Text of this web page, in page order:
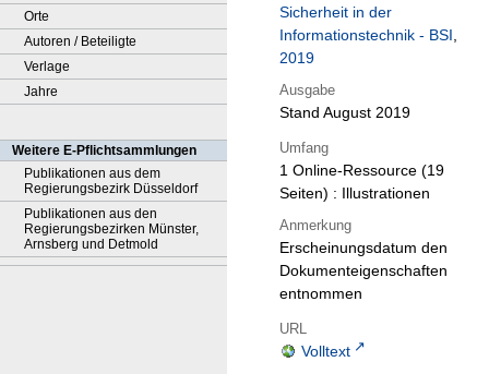
Orte
Autoren / Beteiligte
Verlage
Jahre
Weitere E-Pflichtsammlungen
Publikationen aus dem
Regierungsbezirk Düsseldorf
Publikationen aus den
Regierungsbezirken Münster,
Arnsberg und Detmold
Sicherheit in der
Informationstechnik - BSI,
2019
Ausgabe
Stand August 2019
Umfang
1 Online-Ressource (19
Seiten) : Illustrationen
Anmerkung
Erscheinungsdatum den
Dokumenteigenschaften
entnommen
URL
Volltext